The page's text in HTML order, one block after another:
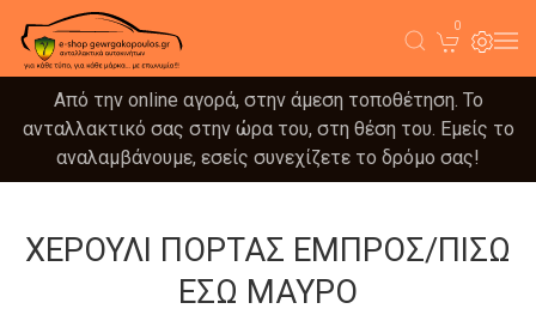
0
Από την online αγορά, στην άμεση τοποθέτηση. Το
ανταλλακτικό σας στην ώρα του, στη θέση του. Εμείς το
αναλαμβάνουμε, εσείς συνεχίζετε το δρόμο σας!
ΧΕΡΟΥΛΙ ΠΟΡΤΑΣ ΕΜΠΡΟΣ/ΠΙΣΩ
ΕΣΩ ΜΑΥΡΟ